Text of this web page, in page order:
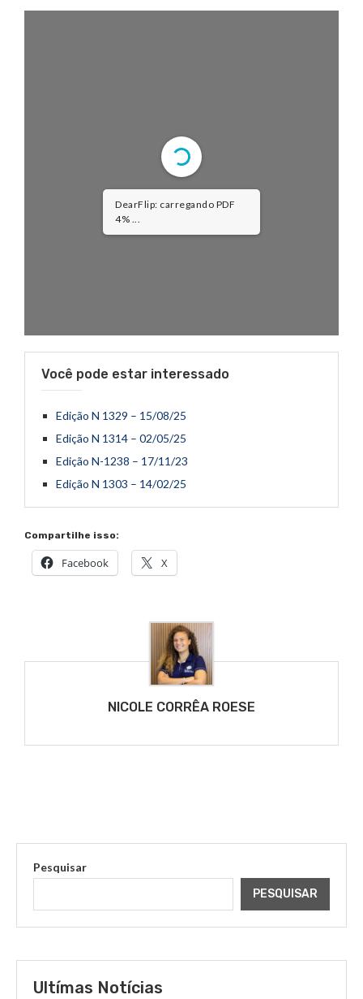
DearFlip: carregando PDF
4% ...
Você pode estar interessado
Edição N 1329 – 15/08/25
Edição N 1314 – 02/05/25
Edição N-1238 – 17/11/23
Edição N 1303 – 14/02/25
Compartilhe isso:
Facebook X
NICOLE CORRÊA ROESE
Pesquisar
PESQUISAR
Ultímas Notícias